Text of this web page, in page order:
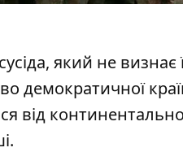
який не визнає
демократичної
від